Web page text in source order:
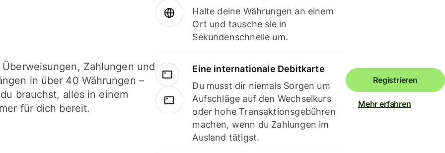
Zahlungen und
in über 40 Währungen –
brauchst, alles in einem
für dich bereit.
Halte deine Währungen an einem
Ort und tausche sie in
Sekundenschnelle um.
Eine internationale Debitkarte
Du musst dir niemals Sorgen um
Aufschläge auf den Wechselkurs
oder hohe Transaktionsgebühren
machen, wenn du Zahlungen im
Ausland tätigst.
Registrieren
Mehr erfahren